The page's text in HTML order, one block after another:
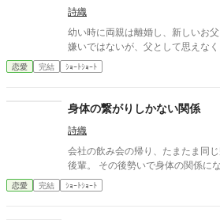
詩織
幼い時に両親は離婚し、新しいお
嫌いではないが、父として思えなく
恋愛 完結 ｼｮｰﾄｼｮｰﾄ
身体の繋がりしかない関係
詩織
会社の飲み会の帰り、たまたま同
後輩。 その後勢いで身体の関係にな
恋愛 完結 ｼｮｰﾄｼｮｰﾄ